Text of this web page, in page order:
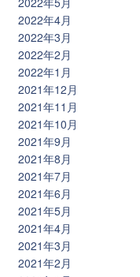
2022年4月
2022年3月
2022年2月
2022年1月
2021年12月
2021年11月
2021年10月
2021年9月
2021年8月
2021年7月
2021年6月
2021年5月
2021年4月
2021年3月
2021年2月